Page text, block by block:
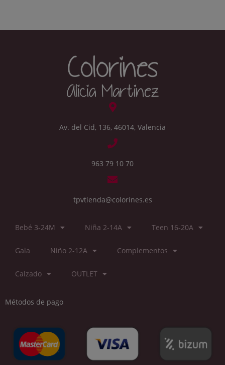
Av. del Cid, 136, 46014, Valencia
963 79 10 70
tpvtienda@colorines.es
Bebé 3-24M Niña 2-14A Teen 16-20A
Gala Niño 2-12A Complementos
Calzado OUTLET
Métodos de pago